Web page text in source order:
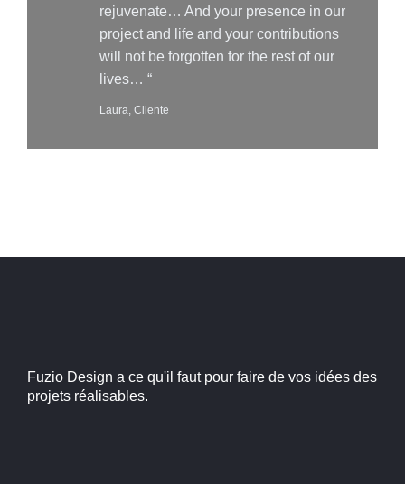
rejuvenate… And your presence in our
project and life and your contributions
will not be forgotten for the rest of our
lives… “
Laura, Cliente
Fuzio Design a ce qu'il faut pour faire de vos idées des
projets réalisables.